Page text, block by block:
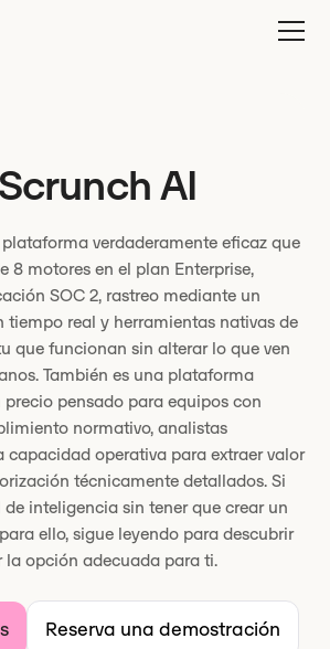
AI
verdaderamente eficaz que
8 motores en el plan Enterprise,
SOC 2, rastreo mediante un
tiempo real y herramientas nativas de
que funcionan sin alterar lo que ven
También es una plataforma
pensado para equipos con
normativo, analistas
capacidad operativa para extraer valor
técnicamente detallados. Si
de inteligencia sin tener que crear un
ello, sigue leyendo para descubrir
la opción adecuada para ti.
Reserva una demostración